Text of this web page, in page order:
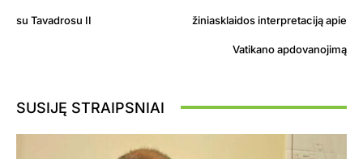
su Tavadrosu II žiniasklaidos interpretaciją apie
Vatikano apdovanojimą
SUSIJĘ STRAIPSNIAI